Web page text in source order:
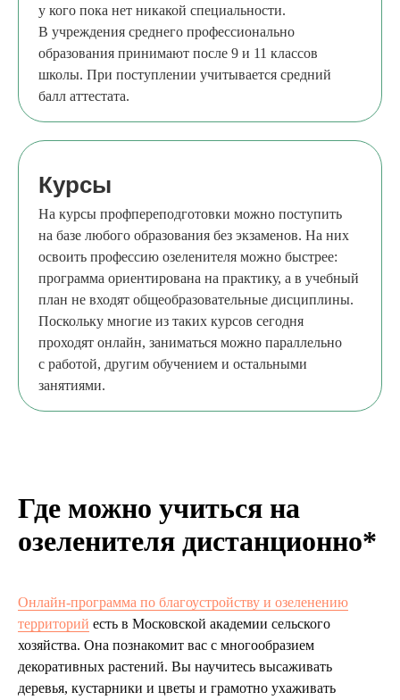
у кого пока нет никакой специальности.
В учреждения среднего профессионально
образования принимают после 9 и 11 классов
школы. При поступлении учитывается средний
балл аттестата.
Курсы
На курсы профпереподготовки можно поступить
на базе любого образования без экзаменов. На них
освоить профессию озеленителя можно быстрее:
программа ориентирована на практику, а в учебный
план не входят общеобразовательные дисциплины.
Поскольку многие из таких курсов сегодня
проходят онлайн, заниматься можно параллельно
с работой, другим обучением и остальными
занятиями.
Где можно учиться на
озеленителя дистанционно*
Онлайн-программа по благоустройству и озеленению
территорий есть в Московской академии сельского
хозяйства. Она познакомит вас с многообразием
декоративных растений. Вы научитесь высаживать
деревья, кустарники и цветы и грамотно ухаживать